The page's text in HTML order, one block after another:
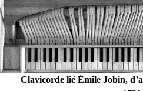
Clavicorde lié Émile Jobin,